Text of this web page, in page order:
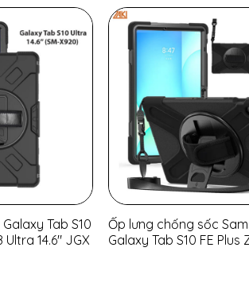
Tab S10
14.6″ JGX
Ốp lưng chống sốc
Galaxy Tab S10 FE Plus